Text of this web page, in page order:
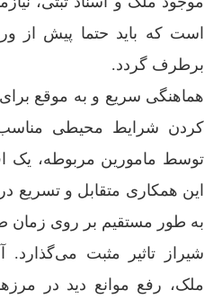
است که باید حتما پیش از
برطرف گردد.
هماهنگی سریع و به موقع برای
کردن شرایط محیطی
توسط مامورین مربوطه، یک
این همکاری متقابل و تسریع
شیراز تاثیر مثبت می‌گذارد.
ملک، رفع موانع دید در